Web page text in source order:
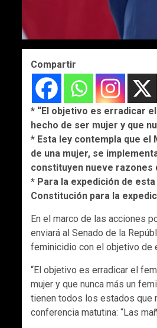
Compartir
* “El objetivo es erradicar
hecho de ser mujer y que
* Esta ley contempla que
de una mujer, se
constituyen nueve razones
* Para la expedición de
Constitución para la
En el marco de las acciones
enviará al Senado de la
feminicidio con el objetivo de
“El objetivo es erradicar el
mujer y que nunca más un
tienen todos los estados que
conferencia matutina: “Las